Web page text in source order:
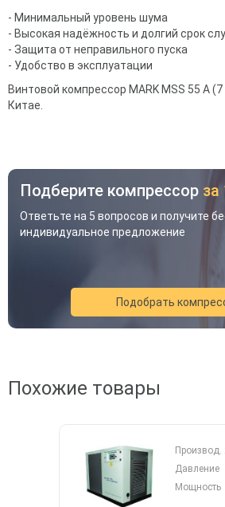
- Минимальный уровень шума
- Высокая надёжность и долгий срок
- Защита от неправильного пуска
- Удобство в эксплуатации
Винтовой компрессор MARK MSS 55 А
Китае.
Подберите компрессор за
Ответьте на 5 вопросов и получите
индивидуальное предложение
Подобрать
Похожие товары
Производ.
Давление
Мощность
Акция НовинкаХит